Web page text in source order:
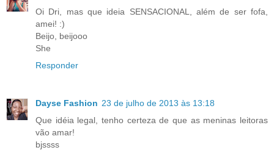
Oi Dri, mas que ideia SENSACIONAL, além de ser fofa,
amei! :)
Beijo, beijooo
She
Responder
Dayse Fashion 23 de julho de 2013 às 13:18
Que idéia legal, tenho certeza de que as meninas leitoras
vão amar!
bjssss